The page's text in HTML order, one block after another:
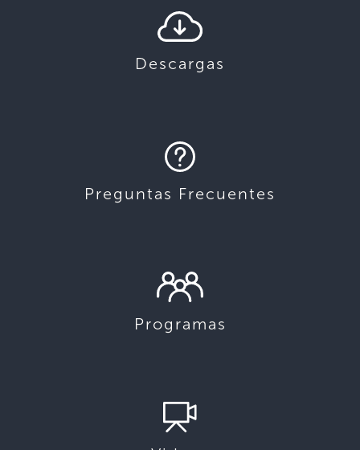
Descargas
Preguntas Frecuentes
Programas